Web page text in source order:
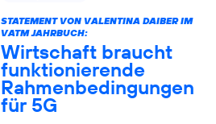
STATEMENT VON VALENTINA DAIBER IM
VATM JAHRBUCH:
Wirtschaft braucht
funktionierende
Rahmenbedingungen
für 5G